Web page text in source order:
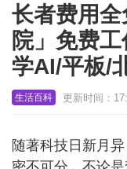
长者费用
院」免费
学AI/平板/
生活百科 更新时间：
随著科技日新月